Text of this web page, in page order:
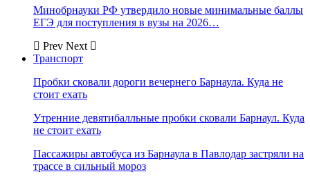
Минобрнауки РФ утвердило новые минимальные баллы
ЕГЭ для поступления в вузы на 2026…
Prev Next
Транспорт
Пробки сковали дороги вечернего Барнаула. Куда не
стоит ехать
Утренние девятибалльные пробки сковали Барнаул. Куда
не стоит ехать
Пассажиры автобуса из Барнаула в Павлодар застряли на
трассе в сильный мороз